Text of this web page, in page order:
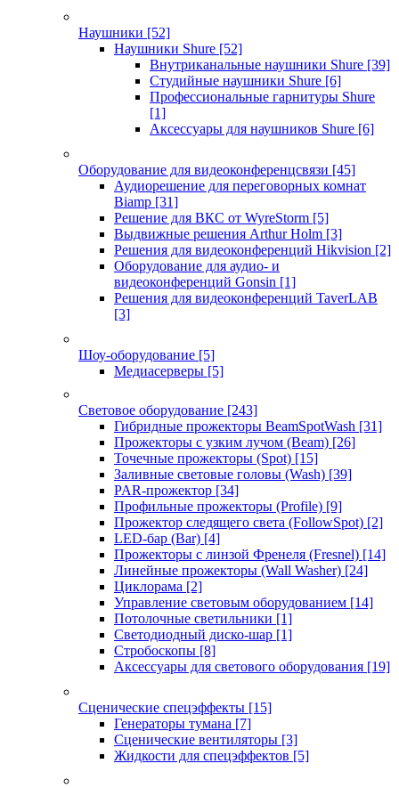
Наушники [52]
Наушники Shure [52]
Внутриканальные наушники Shure [39]
Студийные наушники Shure [6]
Профессиональные гарнитуры Shure
[1]
Аксессуары для наушников Shure [6]
Оборудование для видеоконференцсвязи [45]
Аудиорешение для переговорных комнат
Biamp [31]
Решение для ВКС от WyreStorm [5]
Выдвижные решения Arthur Holm [3]
Решения для видеоконференций Hikvision [2]
Оборудование для аудио- и
видеоконференций Gonsin [1]
Решения для видеоконференций TaverLAB
[3]
Шоу-оборудование [5]
Медиасерверы [5]
Световое оборудование [243]
Гибридные прожекторы BeamSpotWash [31]
Прожекторы с узким лучом (Beam) [26]
Точечные прожекторы (Spot) [15]
Заливные световые головы (Wash) [39]
PAR-прожектор [34]
Профильные прожекторы (Profile) [9]
Прожектор следящего света (FollowSpot) [2]
LED-бар (Bar) [4]
Прожекторы с линзой Френеля (Fresnel) [14]
Линейные прожекторы (Wall Washer) [24]
Циклорама [2]
Управление световым оборудованием [14]
Потолочные светильники [1]
Светодиодный диско-шар [1]
Стробоскопы [8]
Аксессуары для светового оборудования [19]
Сценические спецэффекты [15]
Генераторы тумана [7]
Сценические вентиляторы [3]
Жидкости для спецэффектов [5]